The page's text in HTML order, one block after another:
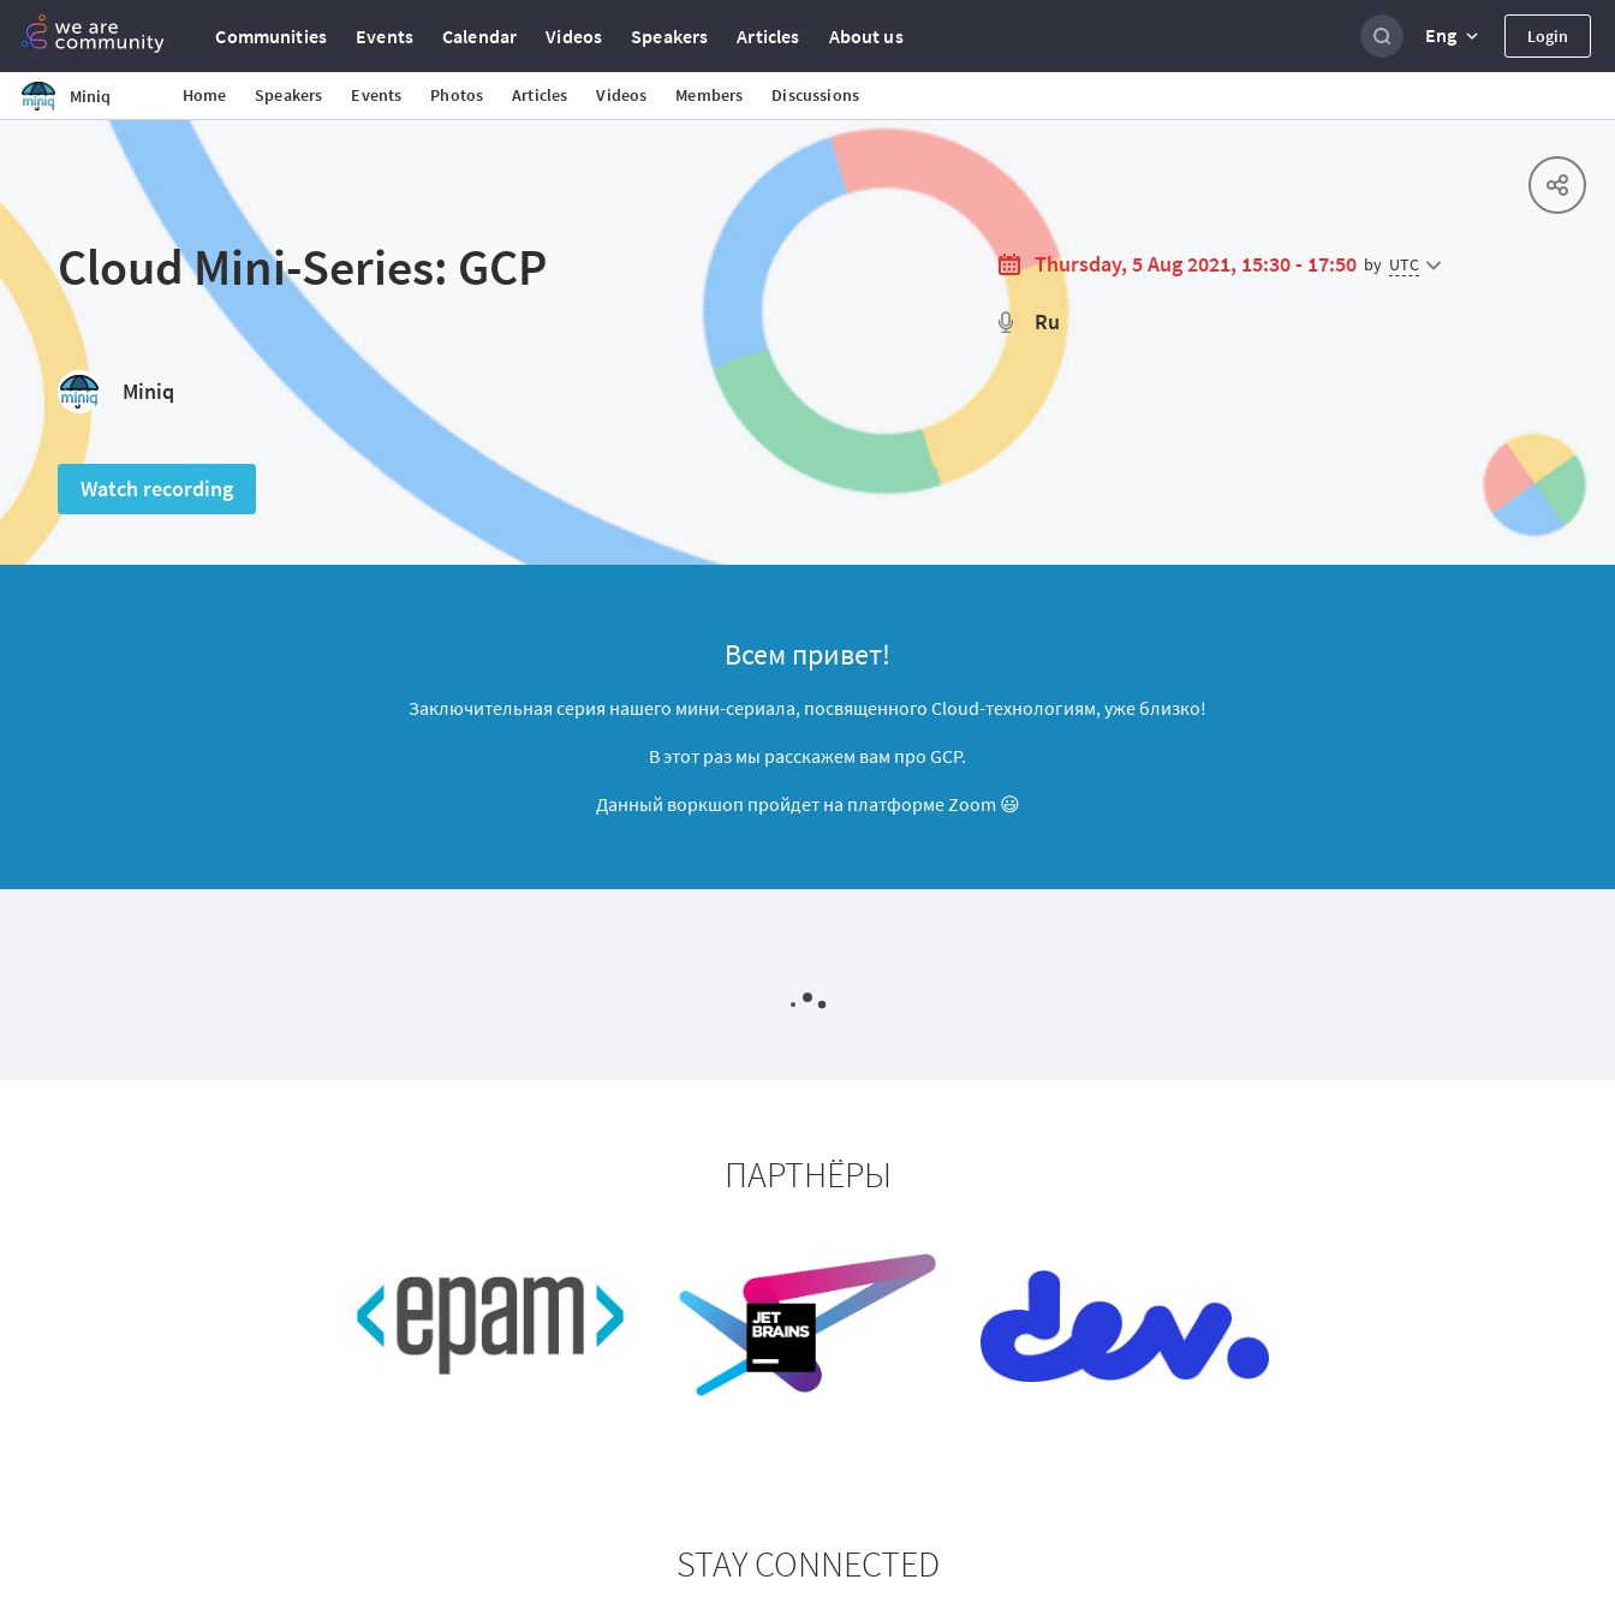
Communities Events Calendar Videos Speakers Articles About us Eng Login
Miniq Home Speakers Events Photos Articles Videos Members Discussions
Cloud Mini-Series: GCP
Miniq
Watch recording
Thursday, 5 Aug 2021, 15:30 - 17:50 by UTC
Ru
Всем привет!
Заключительная серия нашего мини-сериала, посвященного Cloud-технологиям, уже близко!
В этот раз мы расскажем вам про GCP.
Данный воркшоп пройдет на платформе Zoom 😃
ПАРТНЁРЫ
STAY CONNECTED